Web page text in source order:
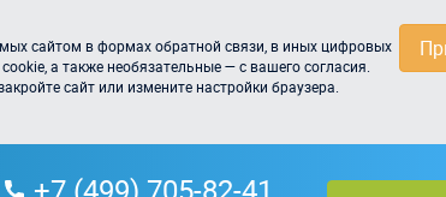
сайтом в формах обратной связи, в иных цифровых
а также необязательные — с вашего согласия.
сайт или измените настройки браузера.